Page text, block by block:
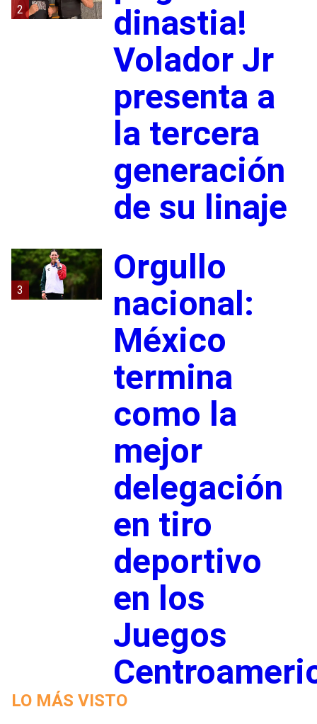
2
dinastia!
Volador Jr
presenta a
la tercera
generación
de su linaje
3
Orgullo
nacional:
México
termina
como la
mejor
delegación
en tiro
deportivo
en los
Juegos
LO MÁS VISTO